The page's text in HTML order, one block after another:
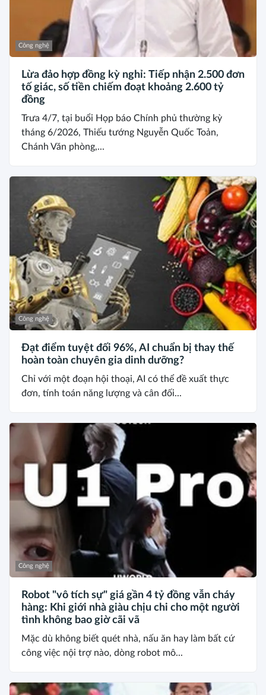
Công nghệ
Lừa đảo hợp đồng kỳ nghỉ: Tiếp nhận 2.500 đơn
tố giác, số tiền chiếm đoạt khoảng 2.600 tỷ
đồng
Trưa 4/7, tại buổi Họp báo Chính phủ thường kỳ
tháng 6/2026, Thiếu tướng Nguyễn Quốc Toản,
Chánh Văn phòng,...
Công nghệ
Đạt điểm tuyệt đối 96%, AI chuẩn bị thay thế
hoàn toàn chuyên gia dinh dưỡng?
Chỉ với một đoạn hội thoại, AI có thể đề xuất thực
đơn, tính toán năng lượng và cân đối...
Công nghệ
Robot "vô tích sự" giá gần 4 tỷ đồng vẫn cháy
hàng: Khi giới nhà giàu chịu chi cho một người
tình không bao giờ cãi vã
Mặc dù không biết quét nhà, nấu ăn hay làm bất cứ
công việc nội trợ nào, dòng robot mô...